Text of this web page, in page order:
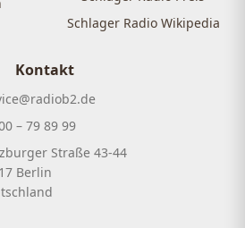
Schlager Radio Wikipedia
Kontakt
– 79 89 99
Straße 43-44
Berlin